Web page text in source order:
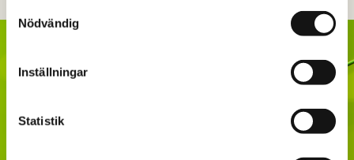
Nödvändig
Inställningar
Statistik